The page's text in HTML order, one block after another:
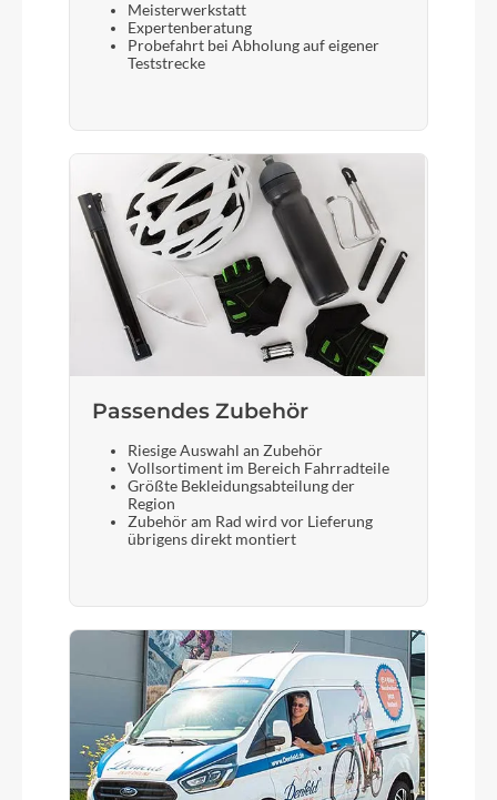
Meisterwerkstatt
Expertenberatung
Probefahrt bei Abholung auf eigener
Teststrecke
Passendes Zubehör
Riesige Auswahl an Zubehör
Vollsortiment im Bereich Fahrradteile
Größte Bekleidungsabteilung der
Region
Zubehör am Rad wird vor Lieferung
übrigens direkt montiert